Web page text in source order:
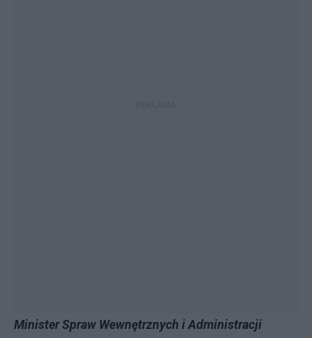
Minister Spraw Wewnętrznych i Administracji